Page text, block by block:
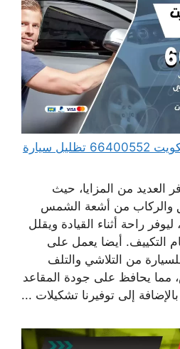
تظليل سيارات متنقل الكويت 66400552 تظليل سيارة
العديد من المزايا، حيث
والركاب من أشعة الشمس
ليوفر راحة أثناء القيادة ويقلل
التكييف. أيضا يعمل على
من التلاشي والتلف
مما يحافظ على جودة المقاعد
إلى توفيرنا تشكيلات ...